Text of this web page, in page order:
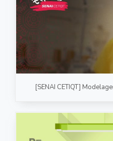
[SENAI CETIQT]